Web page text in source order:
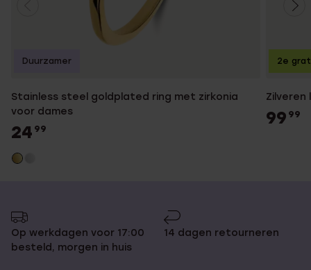
Stainless steel goldplated ring met zirkonia
voor dames
24 99
Duurzamer
99 99
2e
Op werkdagen voor 17:00
besteld, morgen in huis
14 dagen retourneren